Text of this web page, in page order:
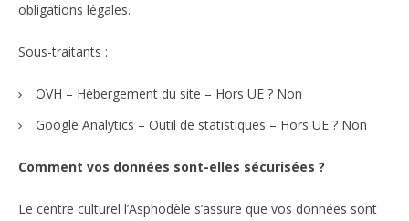
obligations légales.
Sous-traitants :
OVH – Hébergement du site – Hors UE ? Non
Google Analytics – Outil de statistiques – Hors UE ? Non
Comment vos données sont-elles sécurisées ?
Le centre culturel l’Asphodèle s’assure que vos données sont